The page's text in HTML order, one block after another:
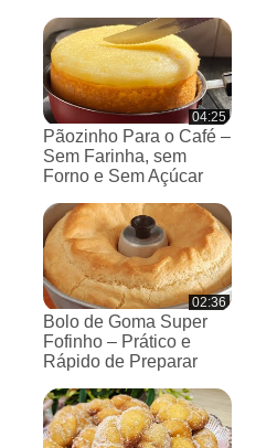
04:25
Pãozinho Para o Café –
Sem Farinha, sem
Forno e Sem Açúcar
02:36
Bolo de Goma Super
Fofinho – Prático e
Rápido de Preparar